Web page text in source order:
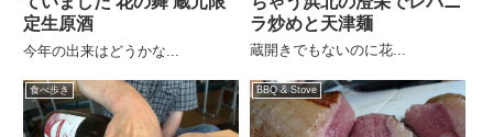
定生原酒
今年の出来はどうかな...
ラ炒めと天津麺
蔵開きでもないのに花...
食べ歩き BBQ & Stove